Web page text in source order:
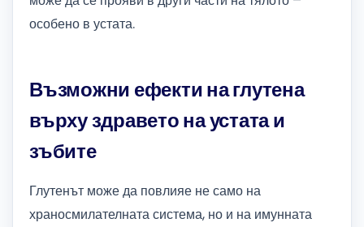
особено в устата.
Възможни ефекти на глутена
върху здравето на устата и
зъбите
Глутенът може да повлияе не само на
храносмилателната система, но и на имунната